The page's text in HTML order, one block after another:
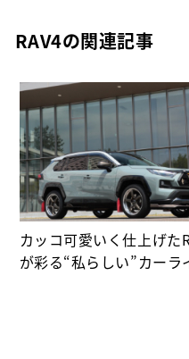
RAV4の関連記事
カッコ可愛いく仕上げた
が彩る“私らしい”カーラ